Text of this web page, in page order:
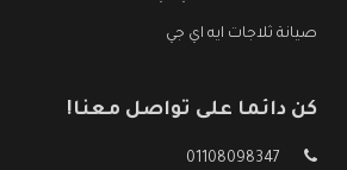
صيانة ثلاجات ايه اي جي
كن دائما على تواصل معنا!
01108098347